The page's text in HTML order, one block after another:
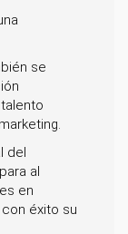
se
del
al
en
éxito su